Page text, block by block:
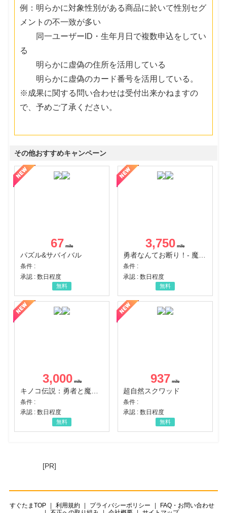
例：明らかに対象性別がある商品に於いて性別セグ
メントの不一致が多い
同一ユーザーID・生年月日で複数申込をしてい
る
明らかに虚偽の住所を活用している
明らかに虚偽のカード番号を活用している。
※成果に関する問い合わせは受付出来かねますの
で、予めご了承ください。
その他おすすめキャンペーン
67
パズル&サバイバル
条件 :
承認 : 数日程度
無料
3,750
勇者なんてお断り！- 魔王の力で異世界征服
条件 :
承認 : 数日程度
無料
3,000
条件 :
承認 : 数日程度
無料
937
超自然スクワッド
条件 :
承認 : 数日程度
無料
[PR]
すぐたまTOP 利用規約 プライバシーポリシー
FAQ・お問い合わせ